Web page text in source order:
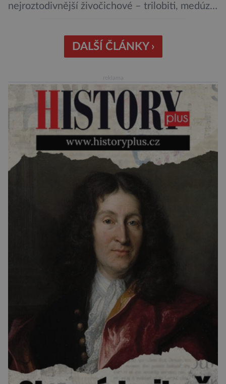
nejroztodivnější živočichové – trilobiti, medúzy
zárodky zbraní typických pro dnešní pavouky.
Pavouci, štíři či klíšťata jsou členovci patřící do
chelicerami, které u nich představují právě […]
DALŠÍ ČLÁNKY ›